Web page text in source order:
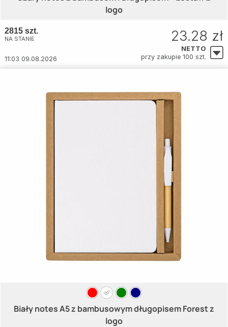
logo
2815 szt.
NA STANIE
11:03 09.08.2026
23.28 zł
NETTO
przy zakupie 100 szt.
Biały notes A5 z bambusowym długopisem Forest z
logo